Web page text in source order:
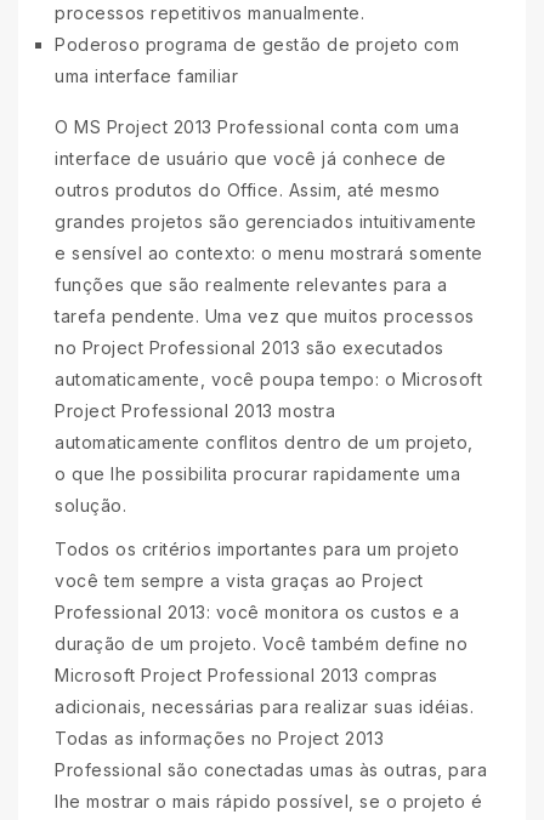
processos repetitivos manualmente.
Poderoso programa de gestão de projeto com
uma interface familiar
O MS Project 2013 Professional conta com uma
interface de usuário que você já conhece de
outros produtos do Office. Assim, até mesmo
grandes projetos são gerenciados intuitivamente
e sensível ao contexto: o menu mostrará somente
funções que são realmente relevantes para a
tarefa pendente. Uma vez que muitos processos
no Project Professional 2013 são executados
automaticamente, você poupa tempo: o Microsoft
Project Professional 2013 mostra
automaticamente conflitos dentro de um projeto,
o que lhe possibilita procurar rapidamente uma
solução.
Todos os critérios importantes para um projeto
você tem sempre a vista graças ao Project
Professional 2013: você monitora os custos e a
duração de um projeto. Você também define no
Microsoft Project Professional 2013 compras
adicionais, necessárias para realizar suas idéias.
Todas as informações no Project 2013
Professional são conectadas umas às outras, para
lhe mostrar o mais rápido possível, se o projeto é